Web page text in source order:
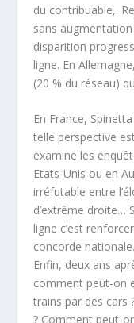
du contribuable,.
sans
disparition
ligne. En
(20 % du réseau)
En France,
telle perspective
examine les
Etats-Unis ou en
irréfutable entre
d’extrême droite…
ligne c’est
concorde nationale.
Enfin, deux ans
comment peut-on
trains par des cars
? Comment peut-